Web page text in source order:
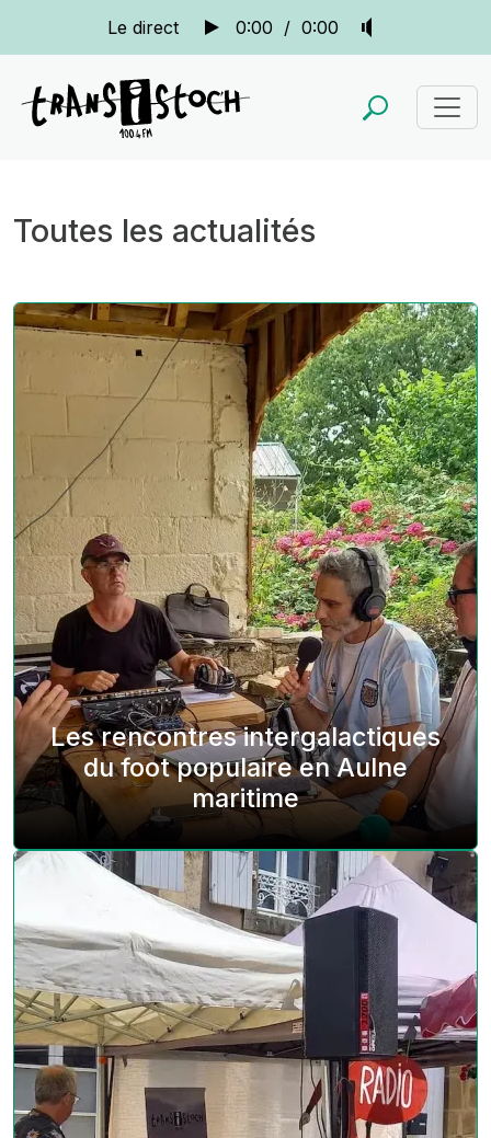
Le direct 0:00 / 0:00
Toutes les actualités
Les rencontres intergalactiques
du foot populaire en Aulne
maritime